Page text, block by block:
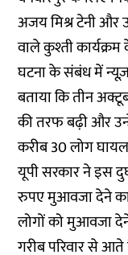
अजय मिश्र टेनी और
वाले कुश्ती
घटना के संबंध में
बताया कि तीन
की तरफ बढ़ी और
करीब 30 लोग
यूपी सरकार ने इस
रुपए मुआवजा देने का
लोगों को मुआवजा
गरीब परिवार से